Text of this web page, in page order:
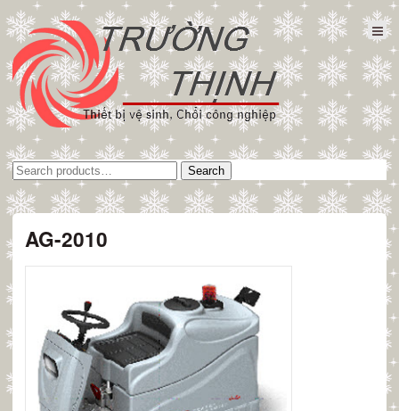
Tìm
kiếm:
Search
AG-2010